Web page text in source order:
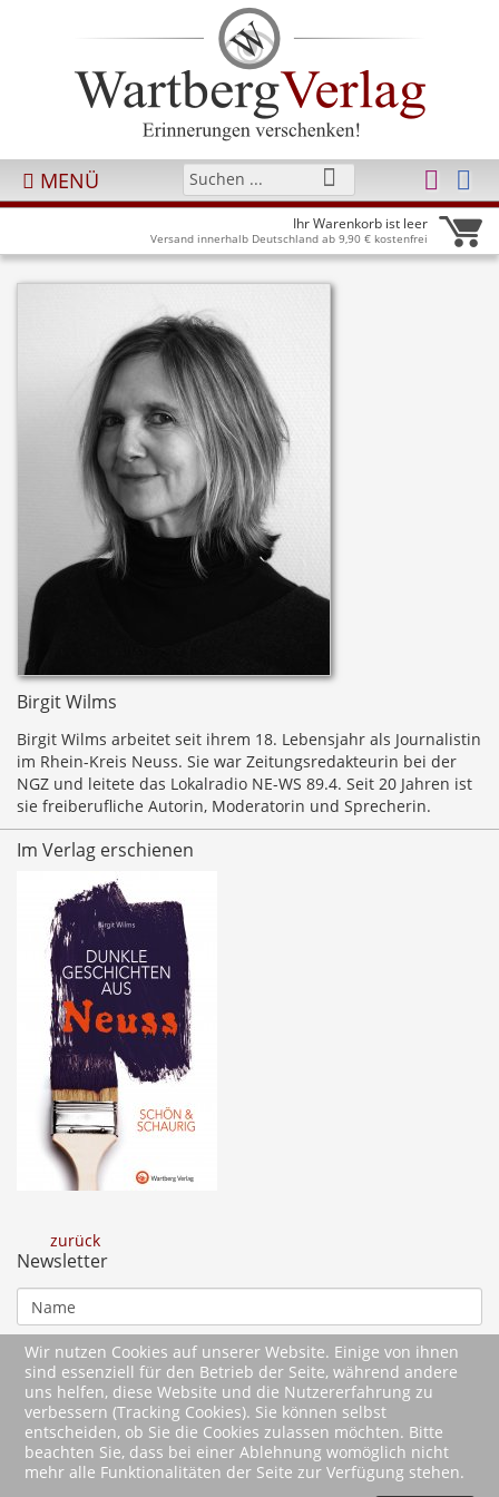
MENÜ
Ihr Warenkorb ist leer
Versand innerhalb Deutschland ab 9,90 € kostenfrei
Birgit Wilms
Birgit Wilms arbeitet seit ihrem 18. Lebensjahr als Journalistin
im Rhein-Kreis Neuss. Sie war Zeitungsredakteurin bei der
NGZ und leitete das Lokalradio NE-WS 89.4. Seit 20 Jahren ist
sie freiberufliche Autorin, Moderatorin und Sprecherin.
Im Verlag erschienen
zurück
Newsletter
Wir nutzen Cookies auf unserer Website. Einige von ihnen
sind essenziell für den Betrieb der Seite, während andere
uns helfen, diese Website und die Nutzererfahrung zu
verbessern (Tracking Cookies). Sie können selbst
entscheiden, ob Sie die Cookies zulassen möchten. Bitte
beachten Sie, dass bei einer Ablehnung womöglich nicht
mehr alle Funktionalitäten der Seite zur Verfügung stehen.